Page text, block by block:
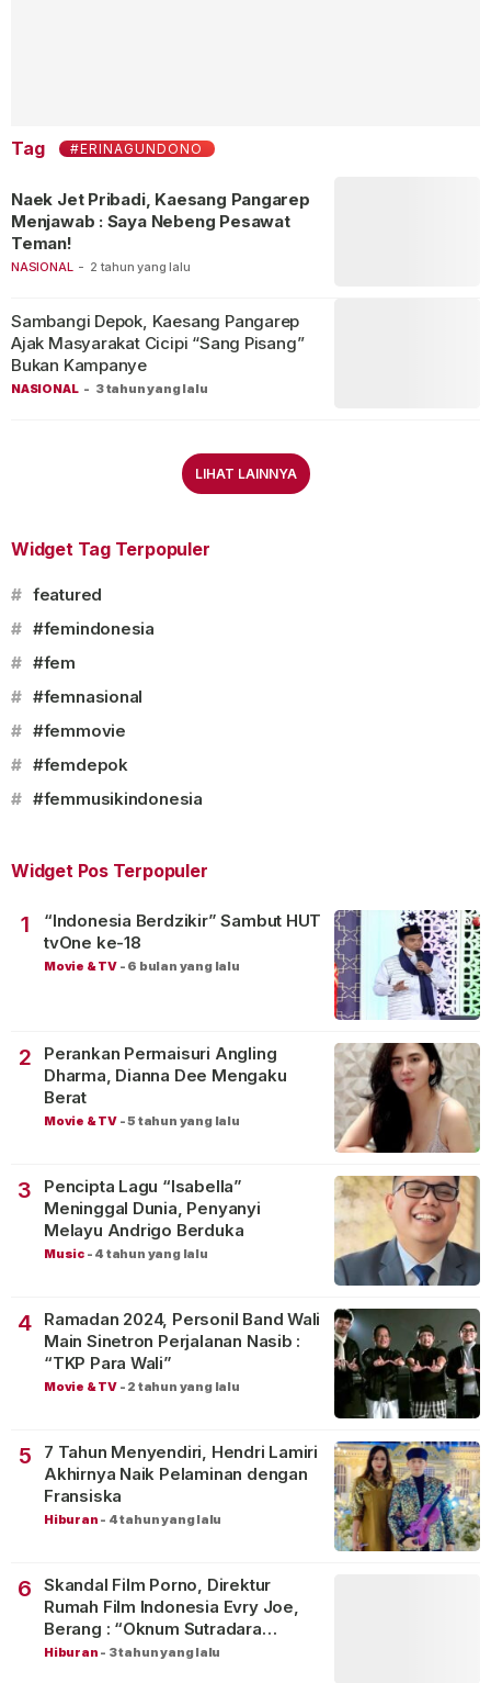
Tag #ERINAGUNDONO
NASIONAL - 2 tahun yang lalu
Naek Jet Pribadi, Kaesang Pangarep
Menjawab : Saya Nebeng Pesawat
Teman!
NASIONAL - 3 tahun yang lalu
Sambangi Depok, Kaesang Pangarep
Ajak Masyarakat Cicipi “Sang Pisang”
Bukan Kampanye
LIHAT LAINNYA
Widget Tag Terpopuler
# featured
# #femindonesia
# #fem
# #femnasional
# #femmovie
# #femdepok
# #femmusikindonesia
Widget Pos Terpopuler
1
“Indonesia Berdzikir” Sambut HUT
tvOne ke-18
Movie & TV - 6 bulan yang lalu
2
Perankan Permaisuri Angling
Dharma, Dianna Dee Mengaku
Berat
Movie & TV -5 tahun yang lalu
3
Pencipta Lagu “Isabella”
Meninggal Dunia, Penyanyi
Melayu Andrigo Berduka
Music - 4 tahun yang lalu
4
Ramadan 2024, Personil Band Wali
Main Sinetron Perjalanan Nasib :
“TKP Para Wali”
Movie & TV - 2 tahun yang lalu
5
7 Tahun Menyendiri, Hendri Lamiri
Akhirnya Naik Pelaminan dengan
Fransiska
Hiburan - 4 tahun yang lalu
6
Skandal Film Porno, Direktur
Rumah Film Indonesia Evry Joe,
Berang : “Oknum Sutradara
Merusak Perfilman Indonesia”!
Hiburan - 3 tahun yang lalu